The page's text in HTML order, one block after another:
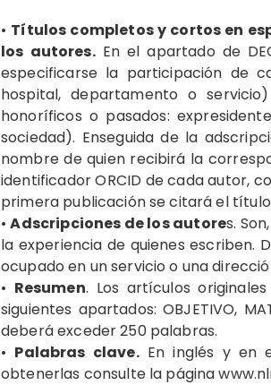
• Títulos completos y cortos en
los autores.En el apartado de
especificarse la participación de
hospital, departamento o
honoríficos o pasados:
sociedad). Enseguida de la
nombre de quien recibirá la
identificador ORCID de cada autor,
primera publicación se citará el
•Adscripciones de los autores.
la experiencia de quienes escriben.
ocupado en un servicio o una
• Resumen. Los artículos
siguientes apartados: OBJETIVO,
deberá exceder 250 palabras.
• Palabras clave.En inglés y en
obtenerlas consulte la página